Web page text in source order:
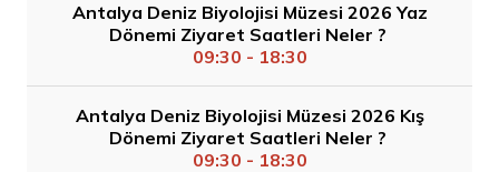
Antalya Deniz Biyolojisi Müzesi 2026 Yaz
Dönemi Ziyaret Saatleri Neler ?
09:30 - 18:30
Antalya Deniz Biyolojisi Müzesi 2026 Kış
Dönemi Ziyaret Saatleri Neler ?
09:30 - 18:30